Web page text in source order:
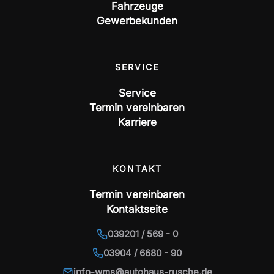
Fahrzeuge
Gewerbekunden
SERVICE
Service
Termin vereinbaren
Karriere
KONTAKT
Termin vereinbaren
Kontaktseite
039201 / 569 - 0
03904 / 6680 - 90